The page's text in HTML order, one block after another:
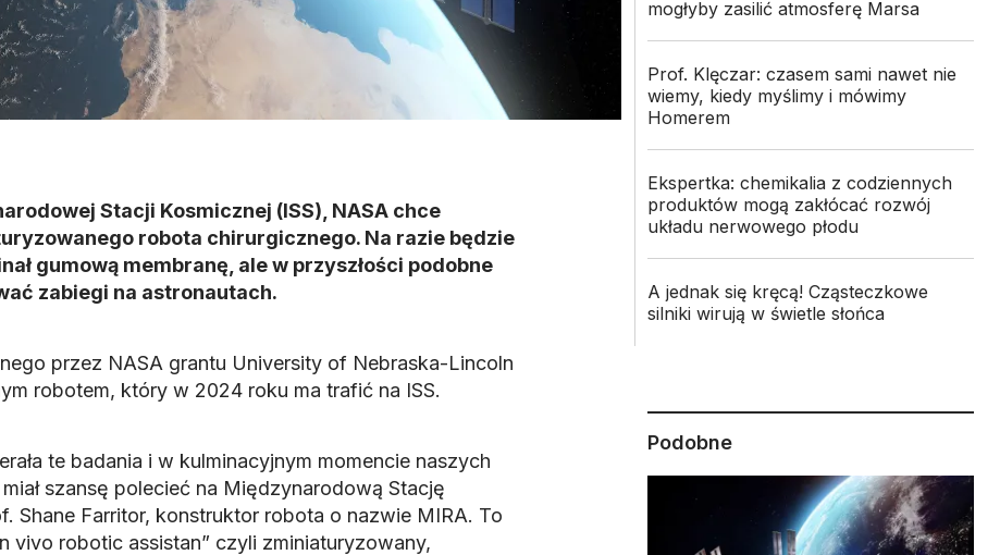
Stacji Kosmicznej (ISS), NASA chce
robota chirurgicznego. Na razie będzie
gumową membranę, ale w przyszłości podobne
zabiegi na astronautach.
przez NASA grantu University of Nebraska-Lincoln
robotem, który w 2024 roku ma trafić na ISS.
te badania i w kulminacyjnym momencie naszych
szansę polecieć na Międzynarodową Stację
Shane Farritor, konstruktor robota o nazwie MIRA. To
vivo robotic assistan” czyli zminiaturyzowany,
mogłyby zasilić atmosferę Marsa
Prof. Klęczar: czasem sami nawet nie
wiemy, kiedy myślimy i mówimy
Homerem
Ekspertka: chemikalia z codziennych
produktów mogą zakłócać rozwój
układu nerwowego płodu
A jednak się kręcą! Cząsteczkowe
silniki wirują w świetle słońca
Podobne